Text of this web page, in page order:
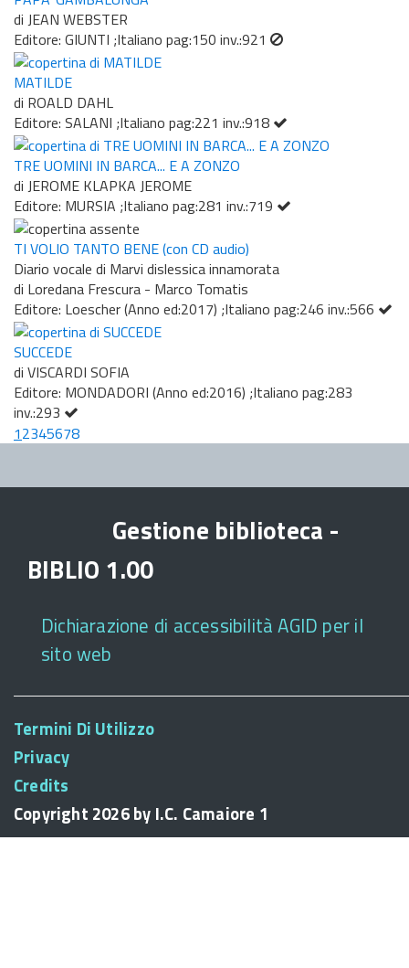
di JEAN WEBSTER
Editore: GIUNTI ;Italiano pag:150 inv.:921
MATILDE
di ROALD DAHL
Editore: SALANI ;Italiano pag:221 inv.:918
TRE UOMINI IN BARCA... E A ZONZO
di JEROME KLAPKA JEROME
Editore: MURSIA ;Italiano pag:281 inv.:719
TI VOLIO TANTO BENE (con CD audio)
Diario vocale di Marvi dislessica innamorata
di Loredana Frescura - Marco Tomatis
Editore: Loescher (Anno ed:2017) ;Italiano pag:246 inv.:566
SUCCEDE
di VISCARDI SOFIA
Editore: MONDADORI (Anno ed:2016) ;Italiano pag:283
inv.:293
12345678
Gestione biblioteca -
BIBLIO 1.00
Dichiarazione di accessibilità AGID per il
sito web
Termini Di Utilizzo
Privacy
Credits
Copyright 2026 by I.C. Camaiore 1